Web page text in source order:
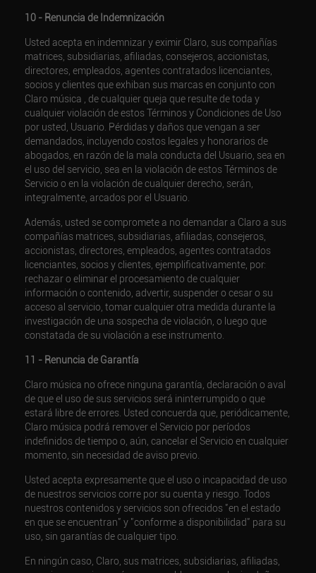
10 - Renuncia de Indemnización
Usted acepta en indemnizar y eximir Claro, sus compañías
matrices, subsidiarias, afiliadas, consejeros, accionistas,
directores, empleados, agentes contratados licenciantes,
socios y clientes que exhiban sus marcas en conjunto con
Claro música , de cualquier queja que resulte de toda y
cualquier violación de estos Términos y Condiciones de Uso
por usted, Usuario. Pérdidas y daños que vengan a ser
demandados, incluyendo costos legales y honorarios de
abogados, en razón de la mala conducta del Usuario, sea en
el uso del servicio, sea en la violación de estos Términos de
Servicio o en la violación de cualquier derecho, serán,
integralmente, arcados por el Usuario.
Además, usted se compromete a no demandar a Claro a sus
compañías matrices, subsidiarias, afiliadas, consejeros,
accionistas, directores, empleados, agentes contratados
licenciantes, socios y clientes, ejemplificativamente, por:
rechazar o eliminar el procesamiento de cualquier
información o contenido, advertir, suspender o cesar o su
acceso al servicio, tomar cualquier otra medida durante la
investigación de una sospecha de violación, o luego que
constatada de su violación a ese instrumento.
11 - Renuncia de Garantía
Claro música no ofrece ninguna garantía, declaración o aval
de que el uso de sus servicios será ininterrumpido o que
estará libre de errores. Usted concuerda que, periódicamente,
Claro música podrá remover el Servicio por períodos
indefinidos de tiempo o, aún, cancelar el Servicio en cualquier
momento, sin necesidad de aviso previo.
Usted acepta expresamente que el uso o incapacidad de uso
de nuestros servicios corre por su cuenta y riesgo. Todos
nuestros contenidos y servicios son ofrecidos "en el estado
en que se encuentran" y "conforme a disponibilidad" para su
uso, sin garantías de cualquier tipo.
En ningún caso, Claro, sus matrices, subsidiarias, afiliadas,